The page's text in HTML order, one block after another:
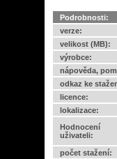
Podrobnosti:
verze:
velikost (MB):
výrobce:
nápověda,
odkaz ke
licence:
lokalizace:
Hodnocení
uživateli:
počet stažení: